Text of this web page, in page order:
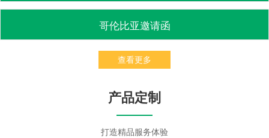
哥伦比亚邀请函
查看更多
产品定制
打造精品服务体验